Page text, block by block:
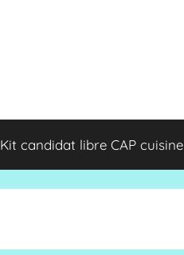
Kit candidat libre CAP cuisine